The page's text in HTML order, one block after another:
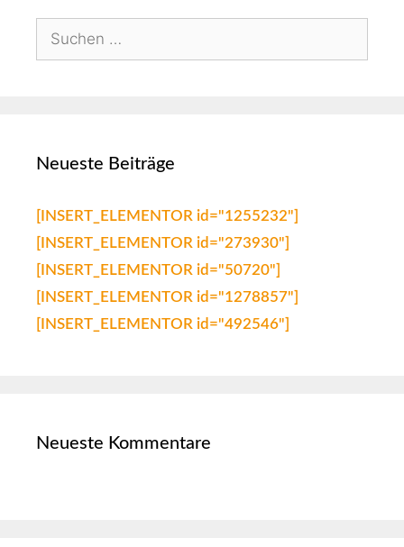
Neueste Beiträge
[INSERT_ELEMENTOR id="1255232"]
[INSERT_ELEMENTOR id="273930"]
[INSERT_ELEMENTOR id="50720"]
[INSERT_ELEMENTOR id="1278857"]
[INSERT_ELEMENTOR id="492546"]
Neueste Kommentare